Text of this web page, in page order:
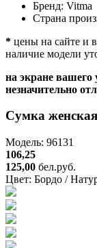
Бренд: Vitma
Страна
* цены на сайте и
наличие модели
на экране вашего
незначительно
Сумка женская
Модель: 96131
106,25
125,00 бел.руб.
Цвет: Бордо /